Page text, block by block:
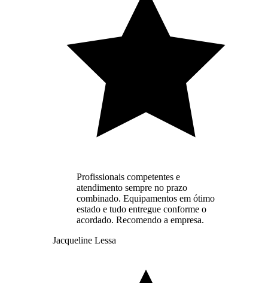
Profissionais competentes e
atendimento sempre no prazo
combinado. Equipamentos em ótimo
estado e tudo entregue conforme o
acordado. Recomendo a empresa.
Jacqueline Lessa